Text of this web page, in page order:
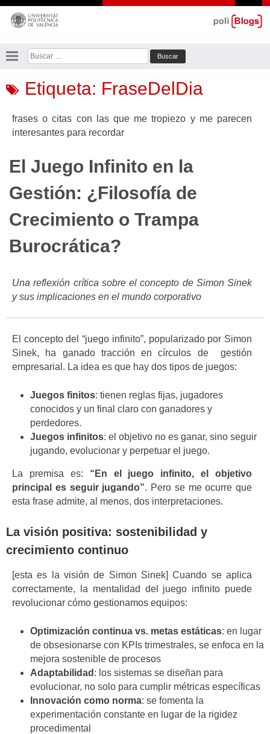
Saltar
contenido
Buscar:
Etiqueta: FraseDelDia
frases o citas con las que me tropiezo y me parecen
interesantes para recordar
El Juego Infinito en la
Gestión: ¿Filosofía de
Crecimiento o Trampa
Burocrática?
Una reflexión crítica sobre el concepto de Simon Sinek
y sus implicaciones en el mundo corporativo
El concepto del “juego infinito”, popularizado por Simon
Sinek, ha ganado tracción en círculos de gestión
empresarial. La idea es que hay dos tipos de juegos:
Juegos finitos: tienen reglas fijas, jugadores
conocidos y un final claro con ganadores y
perdedores.
Juegos infinitos: el objetivo no es ganar, sino seguir
jugando, evolucionar y perpetuar el juego.
La premisa es: “En el juego infinito, el objetivo
principal es seguir jugando”. Pero se me ocurre que
esta frase admite, al menos, dos interpretaciones.
La visión positiva: sostenibilidad y
crecimiento continuo
[esta es la visión de Simon Sinek] Cuando se aplica
correctamente, la mentalidad del juego infinito puede
revolucionar cómo gestionamos equipos:
Optimización continua vs. metas estáticas: en lugar
de obsesionarse con KPIs trimestrales, se enfoca en la
mejora sostenible de procesos
Adaptabilidad : los sistemas se diseñan para
evolucionar, no solo para cumplir métricas específicas
Innovación como norma: se fomenta la
experimentación constante en lugar de la rigidez
procedimental